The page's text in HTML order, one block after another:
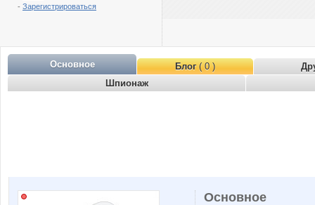
- Зарегистрироваться
Основное Блог( 0 )
Шпионаж
Основное